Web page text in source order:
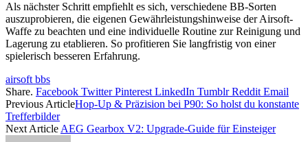
Als nächster Schritt empfiehlt es sich, verschiedene BB-Sorten
auszuprobieren, die eigenen Gewährleistungshinweise der Airsoft-
Waffe zu beachten und eine individuelle Routine zur Reinigung und
Lagerung zu etablieren. So profitieren Sie langfristig von einer
spielerisch besseren Erfahrung.
airsoft bbs
Share. Facebook Twitter Pinterest LinkedIn Tumblr Reddit Email
Previous ArticleHop-Up & Präzision bei P90: So holst du konstante
Trefferbilder
Next Article AEG Gearbox V2: Upgrade-Guide für Einsteiger